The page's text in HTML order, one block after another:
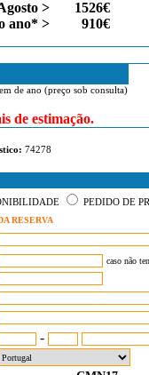
>
ano* >
1526€
910€
de ano (preço sob consulta)
de estimação.
74278
PEDIDO DE
RESERVA
caso não
-